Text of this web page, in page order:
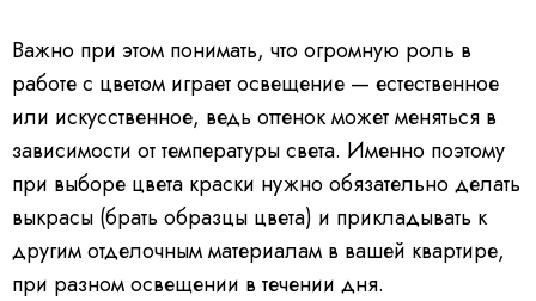
Важно при этом понимать, что огромную роль в
работе с цветом играет освещение — естественное
или искусственное, ведь оттенок может меняться в
зависимости от температуры света. Именно поэтому
при выборе цвета краски нужно обязательно делать
выкрасы (брать образцы цвета) и прикладывать к
другим отделочным материалам в вашей квартире,
при разном освещении в течении дня.